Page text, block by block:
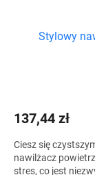
Stylowy
137,44 zł
Ciesz się
nawilżacz
stres, co jest